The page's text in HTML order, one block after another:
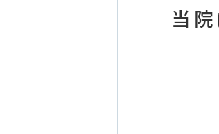
当院